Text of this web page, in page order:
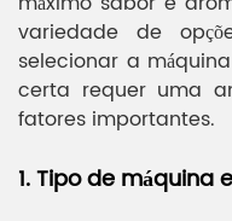
variedade de
selecionar a
certa requer uma
fatores importantes.
1. Tipo de máquina